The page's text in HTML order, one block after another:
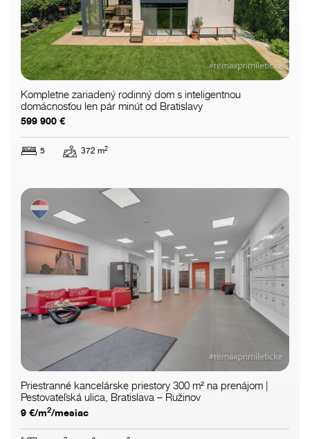
Kompletne zariadený rodinný dom s inteligentnou
domácnosťou len pár minút od Bratislavy
599 900 €
5 372 m2
Priestranné kancelárske priestory 300 m² na prenájom |
Pestovateľská ulica, Bratislava – Ružinov
9 €/m2/mesiac